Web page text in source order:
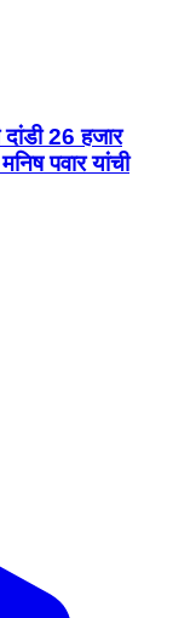
दांडी 26 हजार
पवार यांची